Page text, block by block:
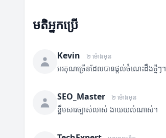
មតិអ្នកប្រើ
Kevin ២ ម៉ោងមុន
អរគុណច្រើនដែលបានផ្តល់ចំណេះដឹងថ្មីៗ។
SEO_Master ២ ម៉ោងមុន
ខ្លឹមសារច្បាស់លាស់ ងាយយល់ណាស់។